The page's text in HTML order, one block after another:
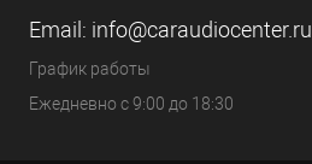
Email: info@caraudiocenter.ru
График работы
Ежедневно с 9:00 до 18:30